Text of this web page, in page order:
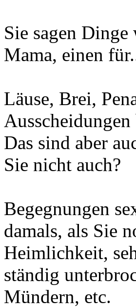
Sie sagen
Mama, einen
Läuse, Brei,
Das sind aber
Sie nicht auch?
Begegnungen
damals, als Sie
Heimlichkeit,
ständig
Mündern, etc.